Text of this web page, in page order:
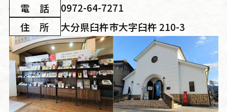
電 話
0972-64-7271
住 所
大分県臼杵市大字臼杵 210-3